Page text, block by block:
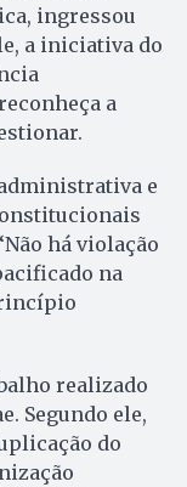
ingressou
a iniciativa do
a
e
há violação
na
realizado
Segundo ele,
do